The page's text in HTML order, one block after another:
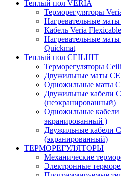
Теплый пол VERIA
Терморегуляторы
Нагревательные
Кабель Veria Flexicable
Нагревательные
Quickmat
Теплый пол CEILHIT
Терморегуляторы
Двужильные маты
Одножильные маты
Двужильные кабели
(неэкранированный)
Одножильные
экранированный )
Двужильные кабели
(экранированный)
ТЕРМОРЕГУЛЯТОРЫ
Механические
Электронные